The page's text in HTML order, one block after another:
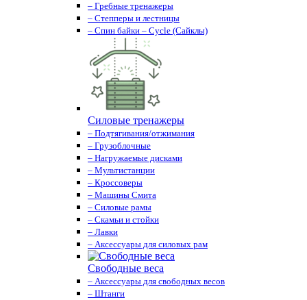
– Гребные тренажеры
– Степперы и лестницы
– Спин байки – Cycle (Сайклы)
Силовые тренажеры
– Подтягивания/отжимания
– Грузоблочные
– Нагружаемые дисками
– Мультистанции
– Кроссоверы
– Машины Смита
– Силовые рамы
– Скамьи и стойки
– Лавки
– Аксессуары для силовых рам
Свободные веса
– Аксессуары для свободных весов
– Штанги